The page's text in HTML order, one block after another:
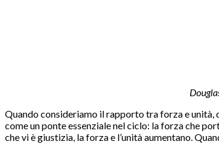
Quando consideriamo il rapporto tra forza e unità,
come un ponte essenziale nel ciclo: la forza che
che vi è giustizia, la forza e l’unità aumentano.